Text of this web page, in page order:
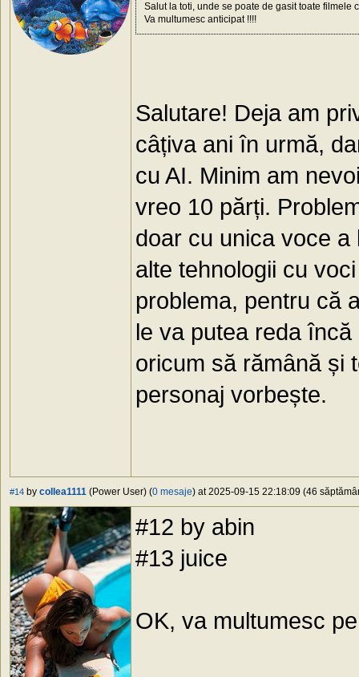
Salut la toti, unde se poate de gasit toate filmele
Va multumesc anticipat !!!!
Salutare! Deja am
câțiva ani în urmă,
cu AI. Minim am
vreo 10 părți.
doar cu unica voce a
alte tehnologii cu
problema, pentru că
le va putea reda
oricum să rămână și
personaj vorbește.
#14 by collea1111 (Power User) (0 mesaje) at 2025-09-15 22:18:09 (46
#12 by abin
#13 juice
OK, va multumesc